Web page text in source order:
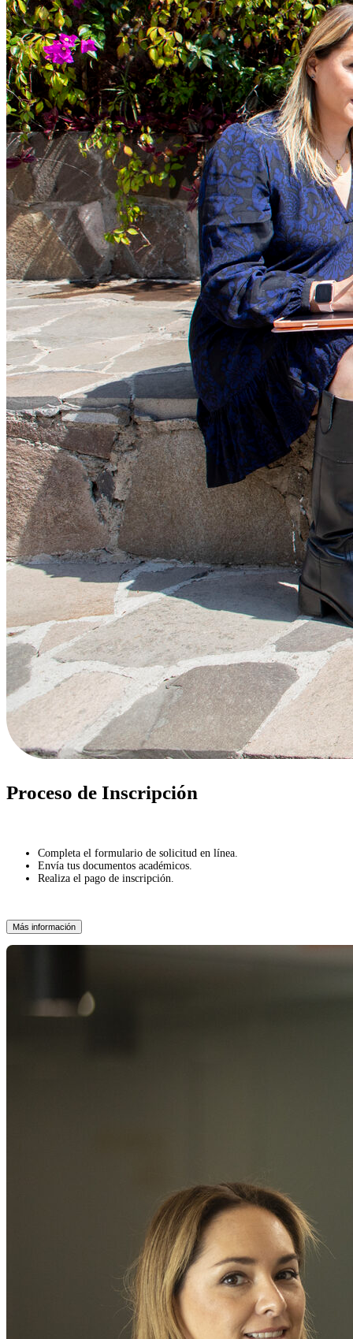
Proceso de Inscripción
Completa el formulario de solicitud en línea.
Envía tus documentos académicos.
Realiza el pago de inscripción.
Más información